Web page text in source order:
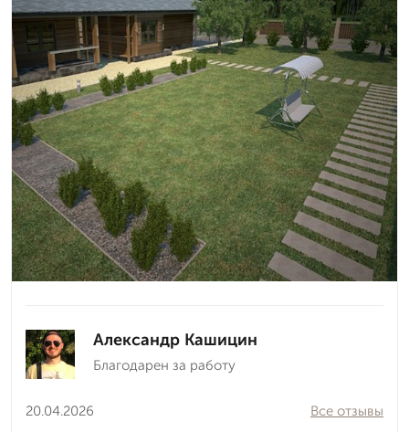
Александр Кашицин
Благодарен за работу
20.04.2026
Все отзывы